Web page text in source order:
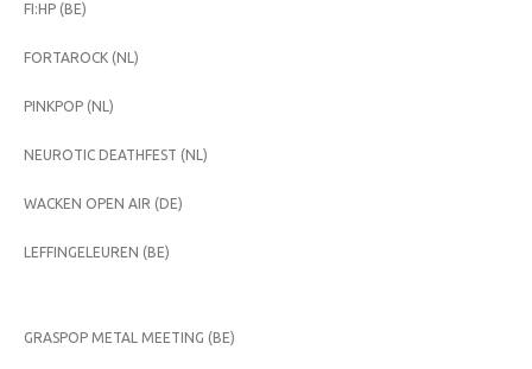
FI:HP (BE)
FORTAROCK (NL)
PINKPOP (NL)
NEUROTIC DEATHFEST (NL)
WACKEN OPEN AIR (DE)
LEFFINGELEUREN (BE)
GRASPOP METAL MEETING (BE)